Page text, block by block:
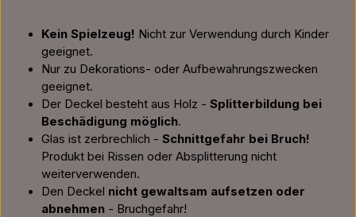
Kein Spielzeug! Nicht zur Verwendung durch Kinder
geeignet.
Nur zu Dekorations- oder Aufbewahrungszwecken
geeignet.
Der Deckel besteht aus Holz - Splitterbildung bei
Beschädigung möglich.
Glas ist zerbrechlich - Schnittgefahr bei Bruch!
Produkt bei Rissen oder Absplitterung nicht
weiterverwenden.
Den Deckel nicht gewaltsam aufsetzen oder
abnehmen - Bruchgefahr!